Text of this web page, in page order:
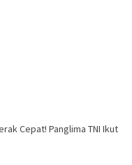
Cepat! Panglima TNI Ikut